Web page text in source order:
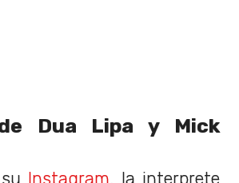
Dua Lipa y Mick
Instagram, la interprete